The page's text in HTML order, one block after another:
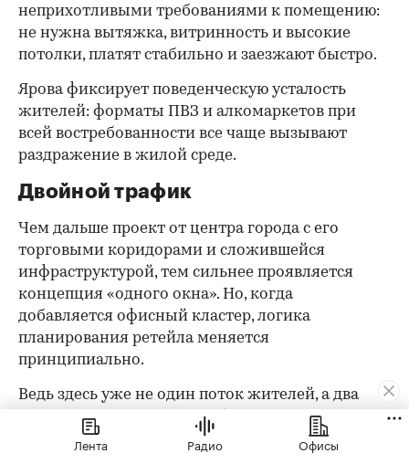
неприхотливыми требованиями к помещению:
не нужна вытяжка, витринность и высокие
потолки, платят стабильно и заезжают быстро.
Ярова фиксирует поведенческую усталость
жителей: форматы ПВЗ и алкомаркетов при
всей востребованности все чаще вызывают
раздражение в жилой среде.
Двойной трафик
Чем дальше проект от центра города с его
торговыми коридорами и сложившейся
инфраструктурой, тем сильнее проявляется
концепция «одного окна». Но, когда
добавляется офисный кластер, логика
планирования ретейла меняется
принципиально.
Ведь здесь уже не один поток жителей, а два
совершенно разных потребителя с разными
маршрутами и сценариями покупки. Так,
Лента Радио Офисы